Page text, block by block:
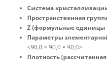
Система
Пространственная
Z (формульные единицы
Параметры
<90,0 × 90,0 × 90,0>
Плотность